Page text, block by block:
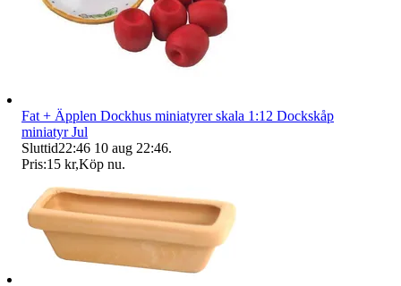
Fat + Äpplen Dockhus miniatyrer skala 1:12 Dockskåp
miniatyr Jul
Sluttid22:46 10 aug 22:46.
Pris:15 kr,Köp nu.